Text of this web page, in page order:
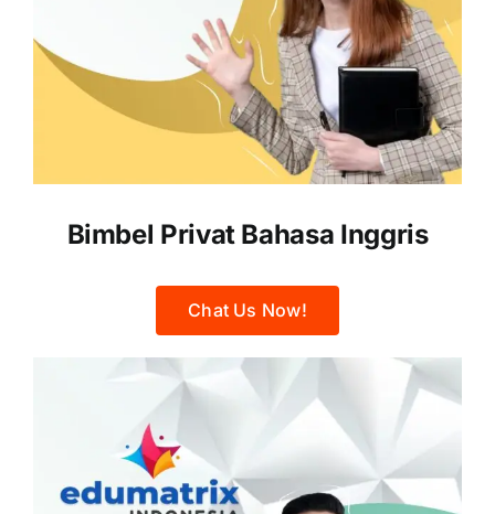
Bimbel Privat Bahasa Inggris
Chat Us Now!